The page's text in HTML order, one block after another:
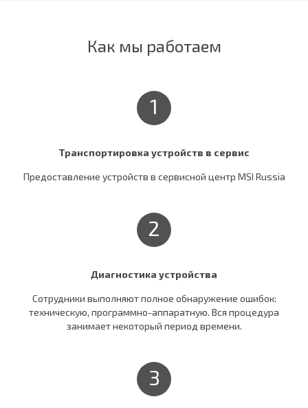
Как мы работаем
1
Транспортировка устройств в сервис
Предоставление устройств в сервисной центр MSI Russia
2
Диагностика устройства
Сотрудники выполняют полное обнаружение ошибок:
техническую, программно-аппаратную. Вся процедура
занимает некоторый период времени.
3